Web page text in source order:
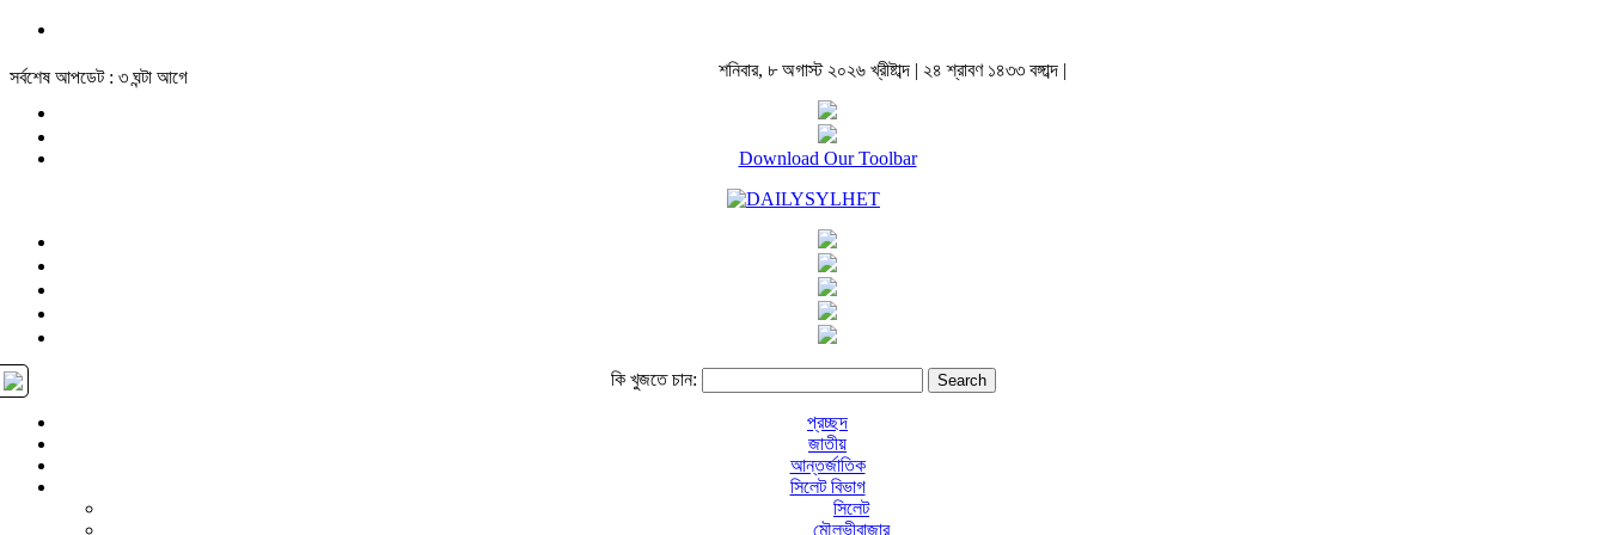
সর্বশেষ আপডেট : ৩ ঘন্টা আগে শনিবার, ৮ অগাস্ট ২০২৬ খ্রীষ্টাব্দ | ২৪ শ্রাবণ ১৪৩৩ বঙ্গাব্দ |
Download Our Toolbar
কি খুজতে চান:
প্রচ্ছদ
জাতীয়
আন্তর্জাতিক
সিলেট বিভাগ
সিলেট
মৌলভীবাজার